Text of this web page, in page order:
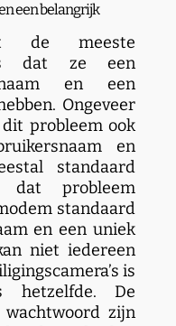
een belangrijk
de meeste
is dat ze een
en een
Ongeveer
probleem ook
en
standaard
dat probleem
standaard
en een uniek
niet iedereen
is
hetzelfde. De
zijn